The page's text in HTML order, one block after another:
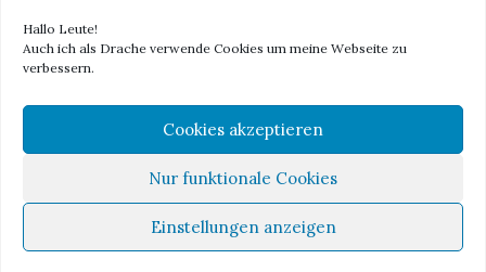
Hallo Leute!
Auch ich als Drache verwende Cookies um meine Webseite zu
verbessern.
Cookies akzeptieren
Nur funktionale Cookies
Einstellungen anzeigen
DER KLEINE
DRACHE
OLLI